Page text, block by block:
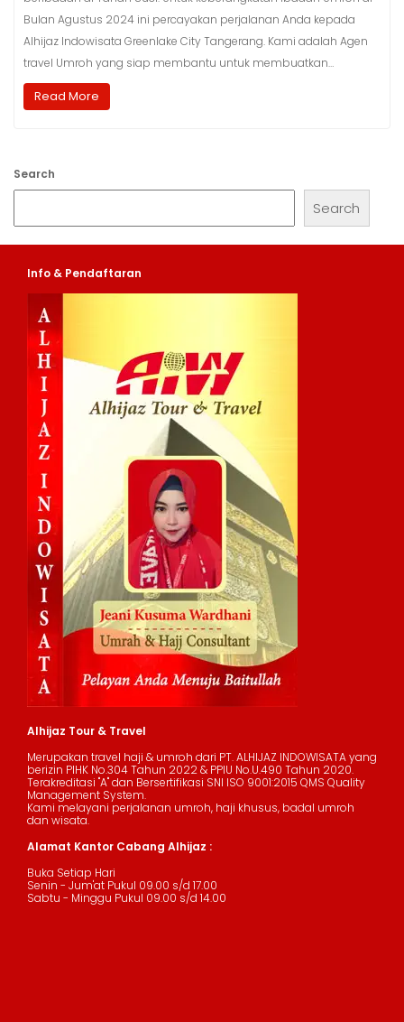
Bulan Agustus 2024 ini percayakan perjalanan Anda kepada
Alhijaz Indowisata Greenlake City Tangerang. Kami adalah Agen
travel Umroh yang siap membantu untuk membuatkan…
Read More
Search
Search
Info & Pendaftaran
Alhijaz Tour & Travel
Merupakan travel haji & umroh dari PT. ALHIJAZ INDOWISATA yang
berizin PIHK No.304 Tahun 2022 & PPIU No.U.490 Tahun 2020.
Terakreditasi "A" dan Bersertifikasi SNI ISO 9001:2015 QMS Quality
Management System.
Kami melayani perjalanan umroh, haji khusus, badal umroh
dan wisata.
Alamat Kantor Cabang Alhijaz :
Buka Setiap Hari
Senin - Jum'at Pukul 09.00 s/d 17.00
Sabtu - Minggu Pukul 09.00 s/d 14.00